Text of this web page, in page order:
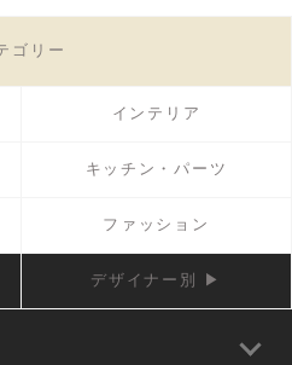
ゴリー
インテリア
キッチン・パーツ
ファッション
デザイナー別 ▶